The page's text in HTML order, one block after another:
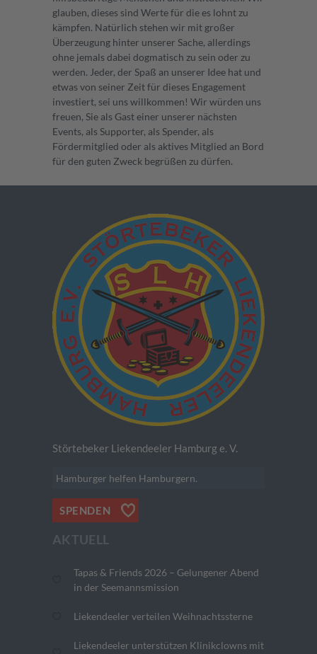
glauben, dieses sind Werte für die es lohnt zu
kämpfen. Natürlich stehen wir mit großer
Überzeugung hinter unserer Sache, allerdings
ohne jemals dabei dogmatisch zu sein oder zu
werden. Jeder, der Spaß an unserer Idee hat und
etwas von seiner Zeit für dieses Engagement
investiert, sei uns willkommen! Wir würden uns
freuen, Sie als Gast einer unserer nächsten
Events, als Supporter, als Spender, als
Fördermitglied oder als aktives Mitglied an Bord
für den guten Zweck begrüßen zu dürfen.
Störtebeker Liekendeeler Hamburg e. V.
Hamburger helfen Hamburgern.
SPENDEN
AKTUELL
Tapas & Friends 2026 – Gelungener Abend
in der Seemannsmission
Liekendeeler verteilen Weihnachtssterne
Liekendeeler unterstützen Klinikclowns mit